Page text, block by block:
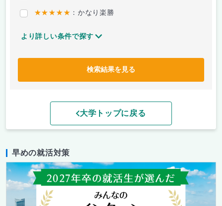
★★★★★ ：かなり楽勝
より詳しい条件で探す
検索結果を見る
大学トップに戻る
早めの就活対策